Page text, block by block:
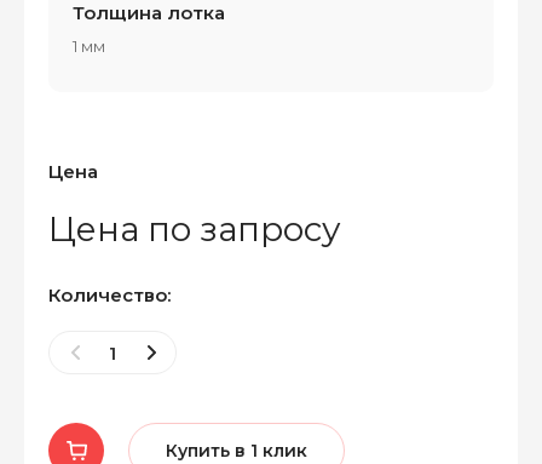
Цена
Цена по запросу
Количество:
Купить в 1 клик
Толщина лотка
1 мм